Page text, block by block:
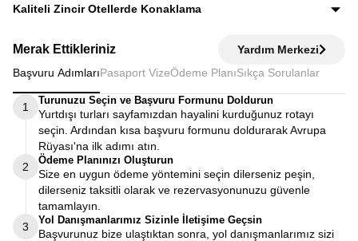
Ekstra tur ücreti alınmaz; programda yer alan tüm geziler
Kaliteli Zincir Otellerde Konaklama
kalınırken, Avrupa Rüyası’nda merkeze yakın kaliteli zincir
otellerde konaklayarak zamanınızı verimli kullanırsınız.
Merak Ettikleriniz
Yardım Merkezi
Başvuru AdımlarıPasaport VizeÖdeme Planı Sıkça Sorulanlar
1
Turunuzu Seçin ve Başvuru Formunu Doldurun
Yurtdışı turları sayfamızdan hayalini kurduğunuz rotayı
seçin. Ardından kısa başvuru formunu doldurarak Avrupa
Rüyası'na ilk adımı atın.
2
Ödeme Planınızı Oluşturun
Size en uygun ödeme yöntemini seçin dilerseniz peşin,
dilerseniz taksitli olarak ve rezervasyonunuzu güvenle
tamamlayın.
3
Yol Danışmanlarımız Sizinle İletişime Geçsin
Başvurunuz bize ulaştıktan sonra, yol danışmanlarımız sizi